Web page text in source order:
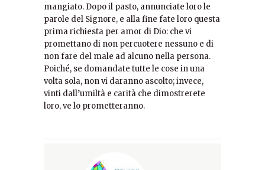
mangiato. Dopo il pasto, annunciate loro le
parole del Signore, e alla fine fate loro questa
prima richiesta per amor di Dio: che vi
promettano di non percuotere nessuno e di
non fare del male ad alcuno nella persona.
Poiché, se domandate tutte le cose in una
volta sola, non vi daranno ascolto; invece,
vinti dall’umiltà e carità che dimostrerete
loro, ve lo prometteranno.